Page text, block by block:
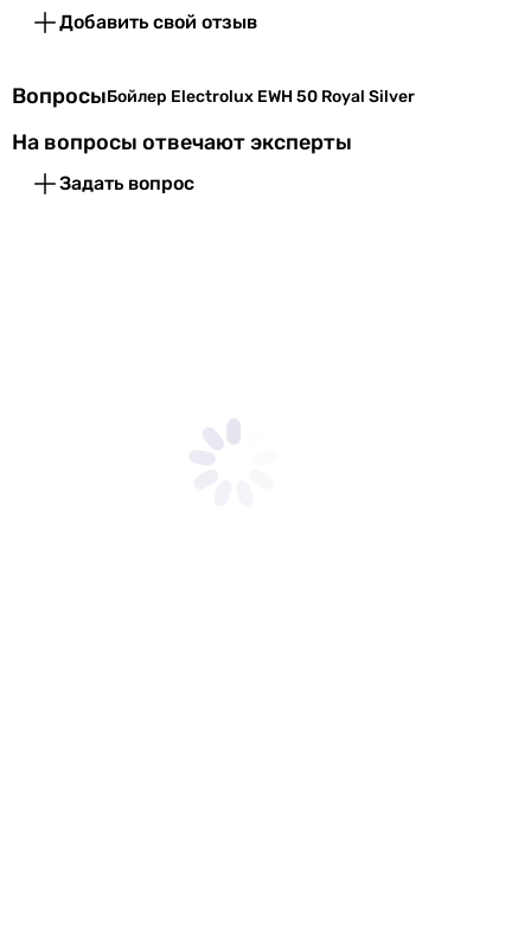
Добавить свой отзыв
ВопросыБойлер Electrolux EWH 50 Royal Silver
На вопросы отвечают эксперты
Задать вопрос